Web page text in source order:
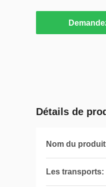
Détails de
Nom du
Les transports: